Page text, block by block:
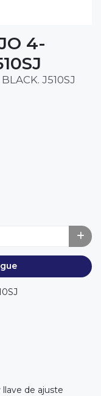
4-
J510SJ
de ajuste